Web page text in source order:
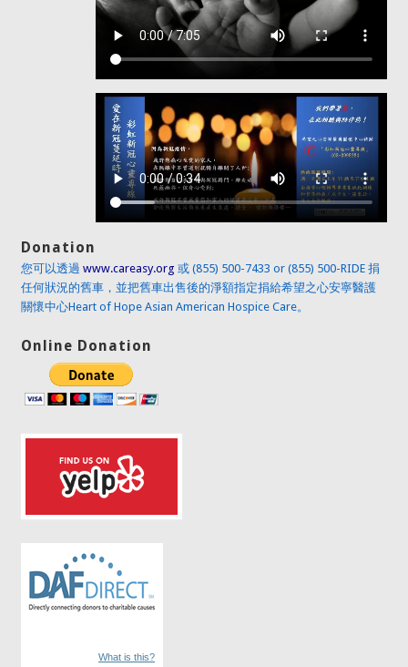
Donation
您可以透過www.careasy.org 或 (855) 500-7433 or (855) 500-RIDE 捐
任何狀況的舊車，並把舊車出售後的淨額指定捐給希望之心安寧醫護
關懷中心Heart of Hope Asian American Hospice Care。
Online Donation
What is this?